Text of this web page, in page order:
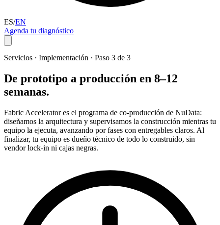
ES/EN
Agenda tu diagnóstico
Servicios · Implementación · Paso 3 de 3
De prototipo a producción en 8–12
semanas.
Fabric Accelerator es el programa de co-producción de NuData:
diseñamos la arquitectura y supervisamos la construcción mientras tu
equipo la ejecuta, avanzando por fases con entregables claros. Al
finalizar, tu equipo es dueño técnico de todo lo construido, sin
vendor lock-in ni cajas negras.